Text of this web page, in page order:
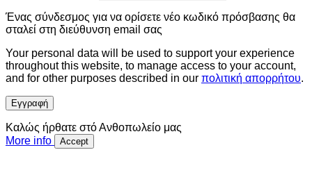
Ένας σύνδεσμος για να ορίσετε νέο κωδικό πρόσβασης θα
σταλεί στη διεύθυνση email σας
Your personal data will be used to support your experience
throughout this website, to manage access to your account,
and for other purposes described in our πολιτική απορρήτου.
Εγγραφή
Καλώς ήρθατε στό Ανθοπωλείο μας
More info
Accept